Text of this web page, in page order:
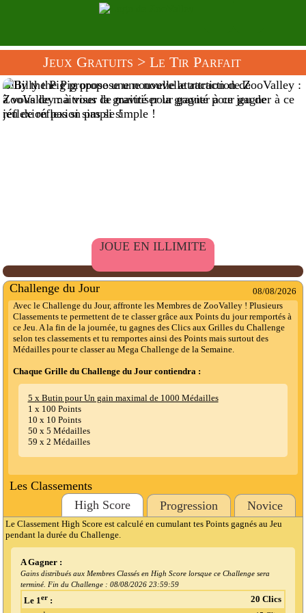
Jeux Gratuits > Le Tir Parfait
Billy the Pig propose une nouvelle attraction de ZooValley :
à vous de maitriser la gravité pour gagner à ce jeu de
réflexion pas si simple !
JOUE EN ILLIMITE
Challenge du Jour
08/08/2026
Avec le Challenge du Jour, affronte les Membres de ZooValley ! Plusieurs
Classements te permettent de te classer grâce aux Points du jour remportés à
ce Jeu. A la fin de la journée, tu gagnes des Clics aux Grilles du Challenge
selon tes classements et tu remportes ainsi des Points mais surtout des
Médailles pour te classer au Mega Challenge de la Semaine.
Chaque Grille du Challenge du Jour contiendra :
5 x Butin pour Un gain maximal de 1000 Médailles
1 x 100 Points
10 x 10 Points
50 x 5 Médailles
59 x 2 Médailles
Les Classements
High Score
Progression Novice
Le Classement High Score est calculé en cumulant tes Points gagnés au Jeu
pendant la durée du Challenge.
A Gagner :
Gains distribués aux Membres Classés en High Score lorsque ce Challenge sera
terminé. Fin du Challenge : 08/08/2026 23:59:59
Le 1er : 20 Clics